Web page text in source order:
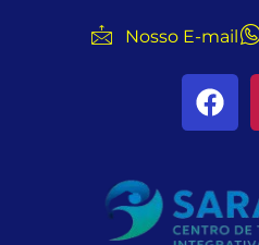
Nosso E-mail